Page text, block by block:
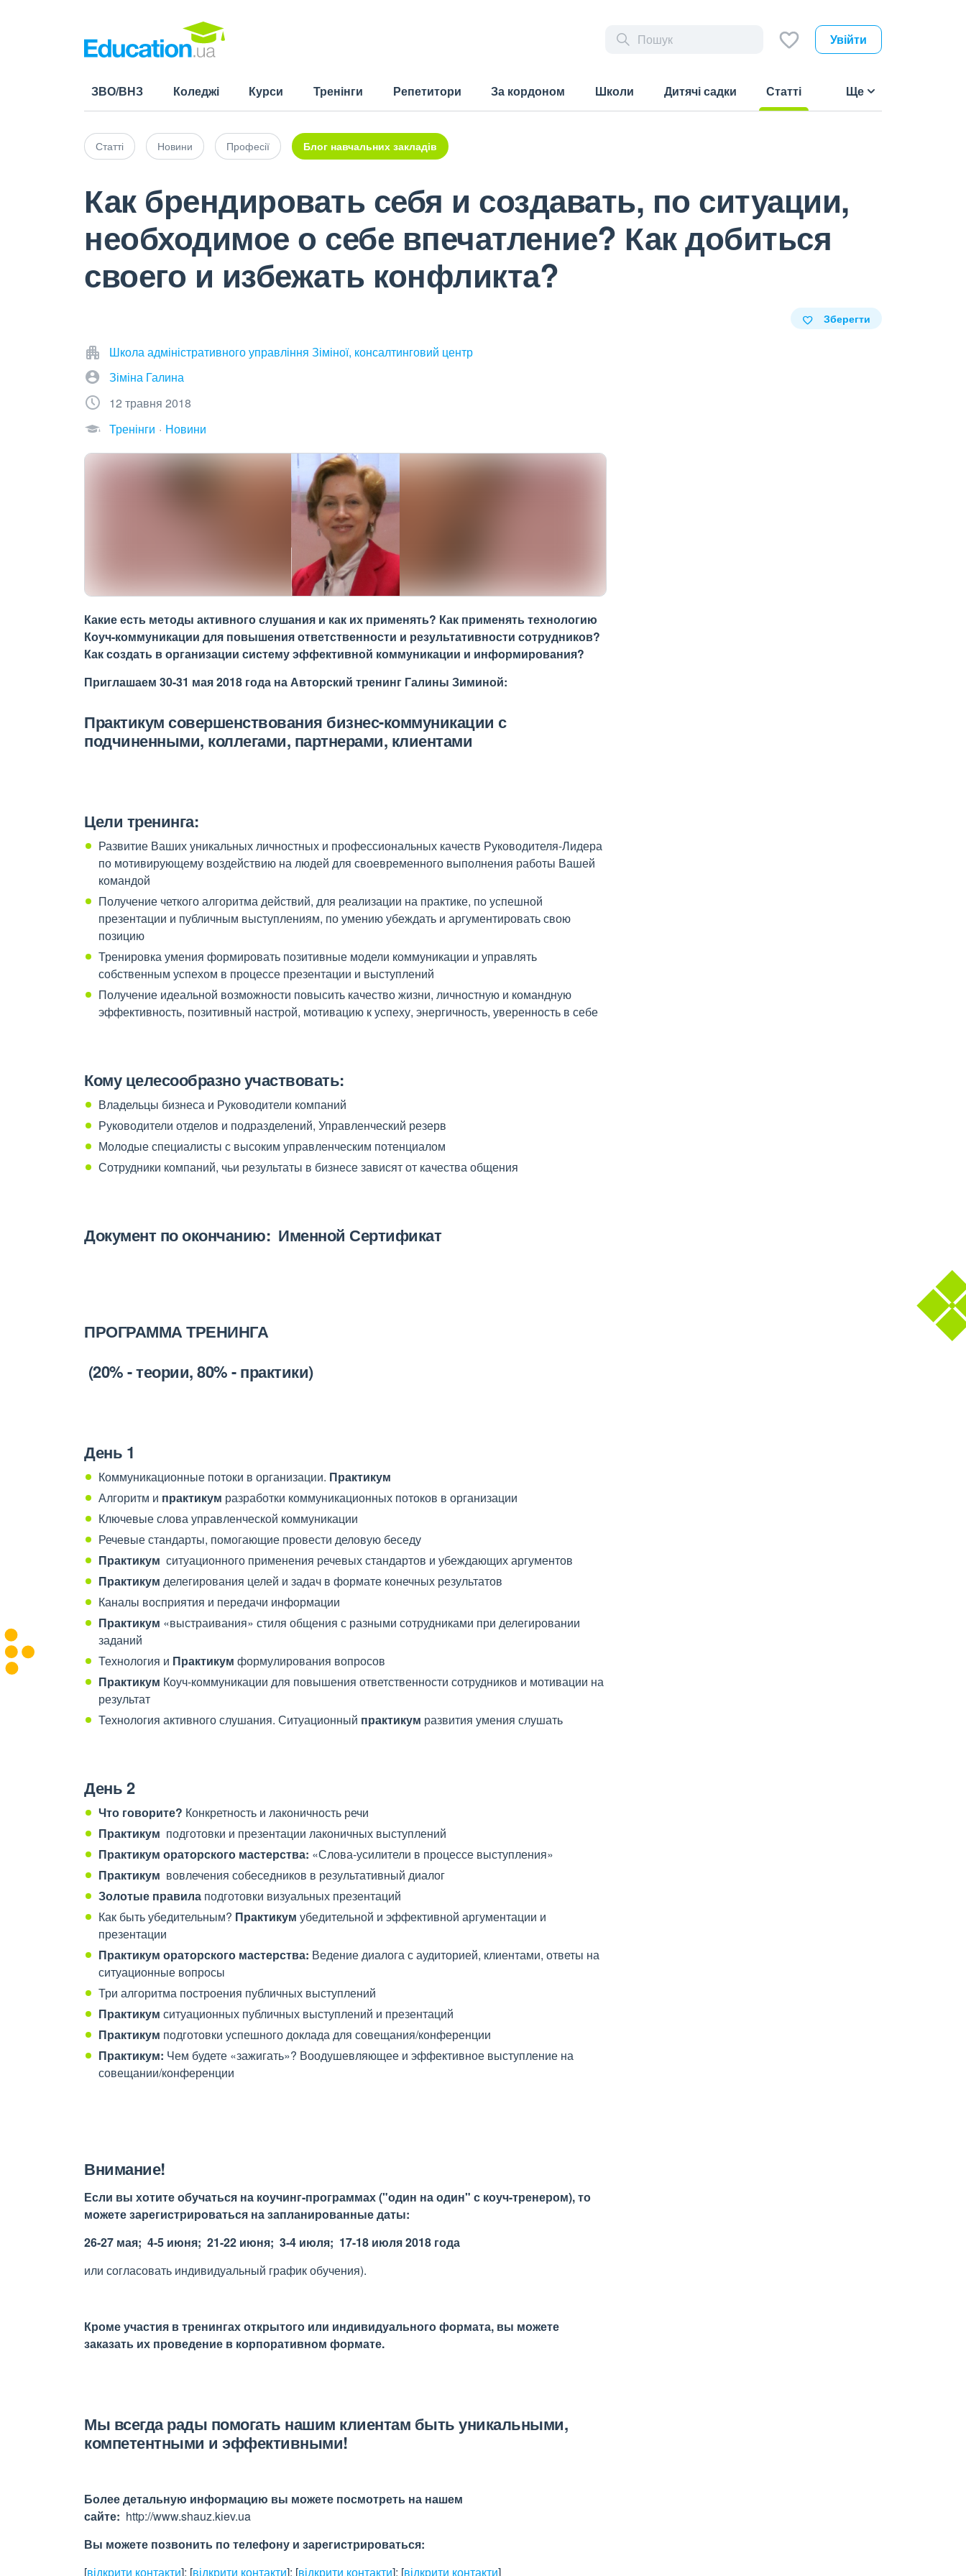
Увійти
ЗВО/ВНЗ Коледжі Курси Тренінги Репетитори За кордоном Школи Дитячі садки
Статті
Ще
Статті Новини Професії Блог навчальних закладів
Как брендировать себя и создавать, по ситуации,
необходимое о себе впечатление? Как добиться
своего и избежать конфликта?
Зберегти
Школа адміністративного управління Зіміної, консалтинговий центр
Зіміна Галина
12 травня 2018
Тренінги
Новини
Какие есть методы активного слушания и как их применять? Как применять технологию
Коуч-коммуникации для повышения ответственности и результативности сотрудников?
Как создать в организации систему эффективной коммуникации и информирования?
Приглашаем 30-31 мая 2018 года на Авторский тренинг Галины Зиминой:
Практикум совершенствования бизнес-коммуникации с
подчиненными, коллегами, партнерами, клиентами
Цели тренинга:
Развитие Ваших уникальных личностных и профессиональных качеств Руководителя-Лидера
по мотивирующему воздействию на людей для своевременного выполнения работы Вашей
командой
Получение четкого алгоритма действий, для реализации на практике, по успешной
презентации и публичным выступлениям, по умению убеждать и аргументировать свою
позицию
Тренировка умения формировать позитивные модели коммуникации и управлять
собственным успехом в процессе презентации и выступлений
Получение идеальной возможности повысить качество жизни, личностную и командную
эффективность, позитивный настрой, мотивацию к успеху, энергичность, уверенность в себе
Кому целесообразно участвовать:
Владельцы бизнеса и Руководители компаний
Руководители отделов и подразделений, Управленческий резерв
Молодые специалисты с высоким управленческим потенциалом
Сотрудники компаний, чьи результаты в бизнесе зависят от качества общения
Документпо окончанию: Именной Сертификат
ПРОГРАММА ТРЕНИНГА
(20% - теории, 80% - практики)
День 1
Коммуникационные потоки в организации. Практикум
Алгоритм и практикум разработки коммуникационных потоков в организации
Ключевые слова управленческой коммуникации
Речевые стандарты, помогающие провести деловую беседу
Практикум ситуационного применения речевых стандартов и убеждающих аргументов
Практикум делегирования целей и задач в формате конечных результатов
Каналы восприятия и передачи информации
Практикум «выстраивания» стиля общения с разными сотрудниками при делегировании
заданий
Технология и Практикум формулирования вопросов
Практикум Коуч-коммуникации для повышения ответственности сотрудников и мотивации на
результат
Технология активного слушания. Ситуационный практикум развития умения слушать
День 2
Что говорите? Конкретность и лаконичность речи
Практикум подготовки и презентации лаконичных выступлений
Практикум ораторского мастерства: «Слова-усилители в процессе выступления»
Практикум вовлечения собеседников в результативный диалог
Золотые правила подготовки визуальных презентаций
Как быть убедительным? Практикум убедительной и эффективной аргументации и
презентации
Практикум ораторского мастерства: Ведение диалога с аудиторией, клиентами, ответы на
ситуационные вопросы
Три алгоритма построения публичных выступлений
Практикум ситуационных публичных выступлений и презентаций
Практикум подготовки успешного доклада для совещания/конференции
Практикум: Чем будете «зажигать»? Воодушевляющее и эффективное выступление на
совещании/конференции
Внимание!
Если вы хотите обучаться на коучинг-программах ("один на один" с коуч-тренером), то
можетезарегистрироваться на запланированные даты:
26-27 мая; 4-5 июня; 21-22 июня; 3-4 июля; 17-18 июля2018 года
или согласовать индивидуальный график обучения).
Кроме участия в тренингах открытого или индивидуального формата, вы можете
заказать их проведение в корпоративном формате.
Мы всегда рады помогать нашим клиентам быть уникальными,
компетентными и эффективными!
Более детальную информацию вы можете посмотреть на нашем
сайте: http://www.shauz.kіev.ua
Вы можете позвонить по телефону и зарегистрироваться:
[відкрити контакти]; [відкрити контакти]; [відкрити контакти]; [відкрити контакти]